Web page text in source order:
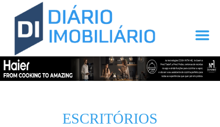
ESCRITÓRIOS